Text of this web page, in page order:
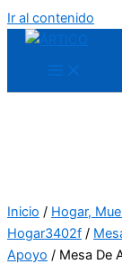
Ir al contenido
Inicio / Hogar,
Hogar3402f /
Apoyo / Mesa De